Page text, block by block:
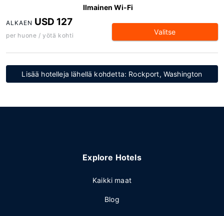
Ilmainen Wi-Fi
ALKAEN USD 127
per huone / yötä kohti Valitse
Lisää hotelleja lähellä kohdetta: Rockport, Washington
Explore Hotels
Kaikki maat
Blog